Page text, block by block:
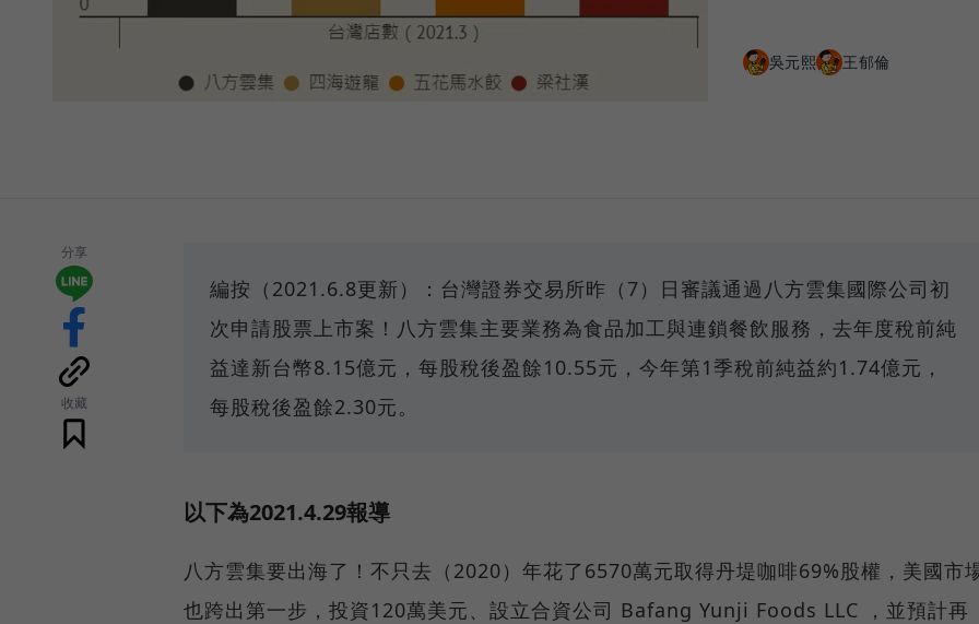
吳元熙 王郁倫
分享
收藏
編按（2021.6.8更新）：台灣證券交易所昨（7）日審議通過八方雲集國際公司初
次申請股票上市案！八方雲集主要業務為食品加工與連鎖餐飲服務，去年度稅前純
益達新台幣8.15億元，每股稅後盈餘10.55元，今年第1季稅前純益約1.74億元，
每股稅後盈餘2.30元。
以下為2021.4.29報導
八方雲集要出海了！不只去（2020）年花了6570萬元取得丹堤咖啡69%股權，美國市
也跨出第一步，投資120萬美元、設立合資公司 Bafang Yunji Foods LLC ，並預計再